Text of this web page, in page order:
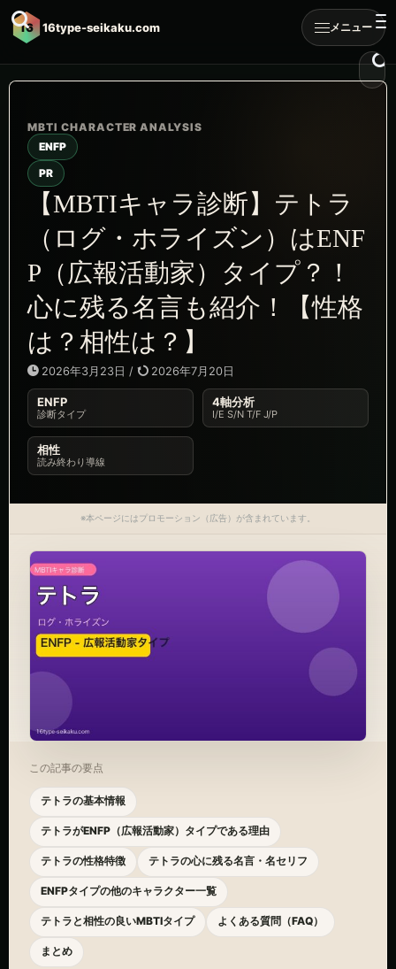
16 16type-seikaku.com メニュー
ENFP
PR
【MBTIキャラ診断】テトラ
（ログ・ホライズン）はENF
P（広報活動家）タイプ？！
心に残る名言も紹介！【性格
は？相性は？】
2026年3月23日 / 2026年7月20日
ENFP
診断タイプ
4軸分析
I/E S/N T/F J/P
相性
読み終わり導線
※本ページにはプロモーション（広告）が含まれています。
この記事の要点
テトラの基本情報
テトラがENFP（広報活動家）タイプである理由
テトラの性格特徴 テトラの心に残る名言・名セリフ
ENFPタイプの他のキャラクター一覧
テトラと相性の良いMBTIタイプ よくある質問（FAQ）
まとめ